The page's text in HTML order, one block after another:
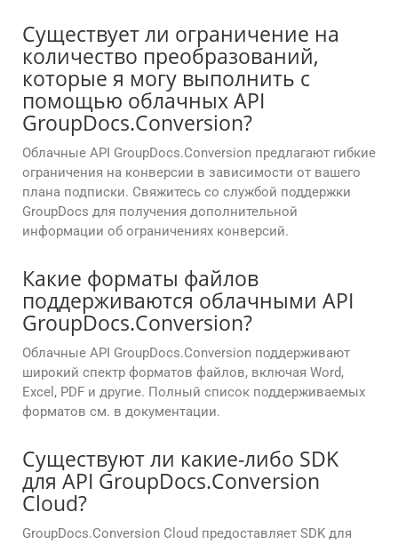
Существует ли ограничение на
количество преобразований,
которые я могу выполнить с
помощью облачных API
GroupDocs.Conversion?
Облачные API GroupDocs.Conversion предлагают гибкие
ограничения на конверсии в зависимости от вашего
плана подписки. Свяжитесь со службой поддержки
GroupDocs для получения дополнительной
информации об ограничениях конверсий.
Какие форматы файлов
поддерживаются облачными API
GroupDocs.Conversion?
Облачные API GroupDocs.Conversion поддерживают
широкий спектр форматов файлов, включая Word,
Excel, PDF и другие. Полный список поддерживаемых
форматов см. в документации.
Существуют ли какие-либо SDK
для API GroupDocs.Conversion
Cloud?
GroupDocs.Conversion Cloud предоставляет SDK для